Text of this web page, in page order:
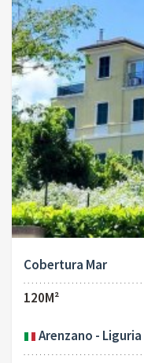
Cobertura Mar
120M²
Arenzano - Liguria